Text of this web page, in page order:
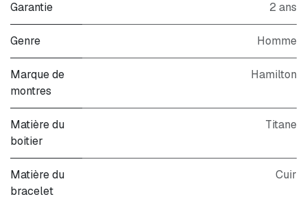
Garantie 2 ans
Genre Homme
Marque de
montres
Hamilton
Matière du
boitier
Titane
Matière du
bracelet
Cuir